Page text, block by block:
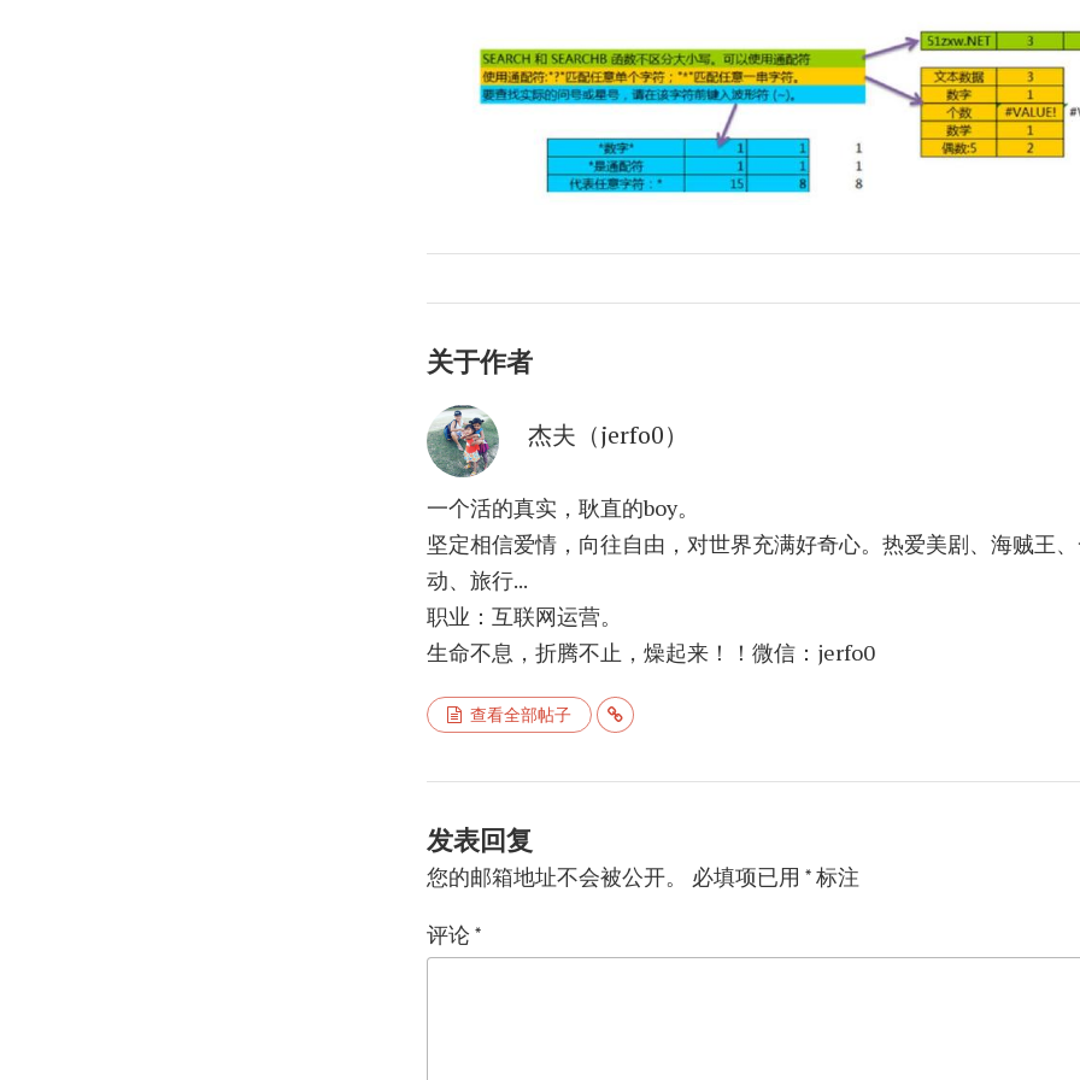
关于作者
杰夫（jerfo0）
一个活的真实，耿直的boy。
坚定相信爱情，向往自由，对世界充满好奇心。热爱美剧、海贼王
动、旅行...
职业：互联网运营。
生命不息，折腾不止，燥起来！！微信：jerfo0
查看全部帖子
发表回复
您的邮箱地址不会被公开。 必填项已用*标注
评论*